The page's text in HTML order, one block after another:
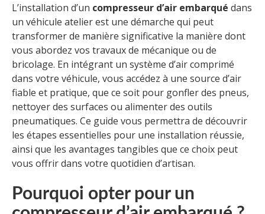
L’installation d’un compresseur d’air embarqué dans
un véhicule atelier est une démarche qui peut
transformer de manière significative la manière dont
vous abordez vos travaux de mécanique ou de
bricolage. En intégrant un système d’air comprimé
dans votre véhicule, vous accédez à une source d’air
fiable et pratique, que ce soit pour gonfler des pneus,
nettoyer des surfaces ou alimenter des outils
pneumatiques. Ce guide vous permettra de découvrir
les étapes essentielles pour une installation réussie,
ainsi que les avantages tangibles que ce choix peut
vous offrir dans votre quotidien d’artisan.
Pourquoi opter pour un